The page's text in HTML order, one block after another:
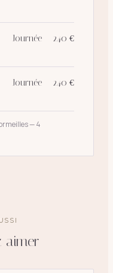
Journée — 240 €
Journée — 240 €
— 4
aimer